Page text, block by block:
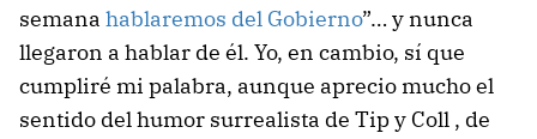
semana hablaremos del Gobierno”… y nunca
llegaron a hablar de él. Yo, en cambio, sí que
cumpliré mi palabra, aunque aprecio mucho el
sentido del humor surrealista de Tip y Coll , de